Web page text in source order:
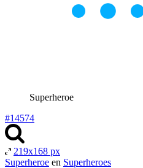
Superheroe
#14574
219x168 px
Superheroe en Superheroes